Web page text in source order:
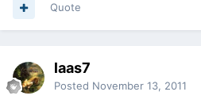
Quote
laas7
Posted November 13, 2011